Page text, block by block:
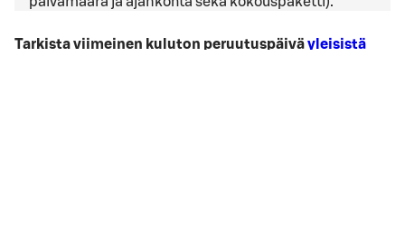
Tarkista viimeinen kuluton peruutuspäiväyleisistä